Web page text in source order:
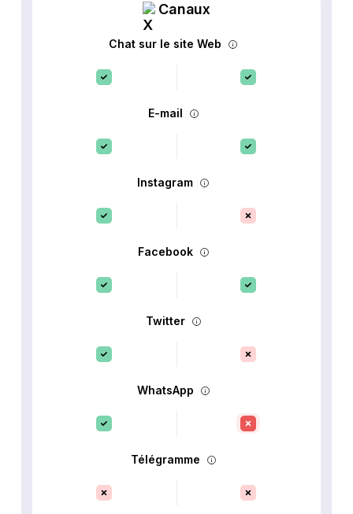
Canaux
Chat sur le site Web
E-mail
Instagram
Facebook
Twitter
WhatsApp
Télégramme